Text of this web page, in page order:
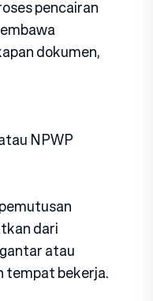
pencairan
dokumen,
NPWP
dari
atau
tempat bekerja.